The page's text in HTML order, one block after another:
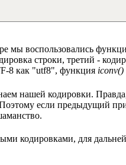
мы воспользовались
строки, третий -
8 как "utf8", функция iconv()
нашей кодировки.
если предыдущий
кодировками, для